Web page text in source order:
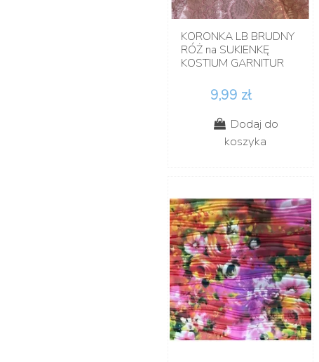
KORONKA LB BRUDNY
RÓŻ na SUKIENKĘ
KOSTIUM GARNITUR
9,99 zł
Dodaj do
koszyka